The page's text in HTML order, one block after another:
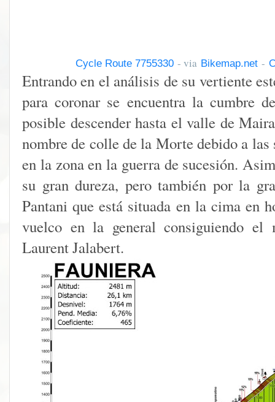
Cycle Route 7755330- via Bikemap.net-
Entrando en el análisis de su vertiente
para coronar se encuentra la cumbre
posible descender hasta el valle de
nombre de colle de la Morte debido a las
en la zona en la guerra de sucesión.
su gran dureza, pero también por la
Pantani que está situada en la cima en
vuelco en la general consiguiendo
Laurent Jalabert.